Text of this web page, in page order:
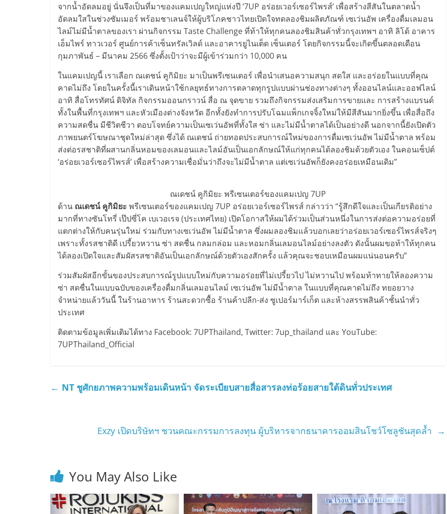
จากน้ำอัดลมอยู่ นั่นจึงเป็นที่มาของแคมเปญใหญ่แห่งปี ‘7UP อร่อยเวอร์เซอร์ไพรส์’ เพื่อสร้างสีสันในตลาดน้ำ
อัดลมใสในช่วงซัมเมอร์ พร้อมชาเลนจ์ให้ผู้บริโภคชาวไทยเปิดใจทดลองชิมผลิตภัณฑ์ เซเว่นอัพ เครื่องดื่มเลมอน
ไลม์ไม่มีน้ำตาลของเรา ผ่านกิจกรรม Taste Challenge ที่ท้าให้ทุกคนลองชิมสินค้าทั่วกรุงเทพฯ อาทิ ลิโด้ อาคาร
เอ็มไพร์ ทาวเวอร์ ศูนย์การค้าเซ็นทรัลเวิลด์ และอาคารยูไนเต็ด เซ็นเตอร์ โดยกิจกรรมนี้จะเกิดขึ้นตลอดเดือน
กุมภาพันธ์ – มีนาคม 2566 ซึ่งตั้งเป้าว่าจะมีผู้เข้าร่วมกว่า 10,000 คน
ในแคมเปญนี้ เราเลือก ณเดชน์ คูกิมิยะ มาเป็นพรีเซนเตอร์ เพื่อนำเสนอความสนุก สดใส และอร่อยในแบบที่คุณ
คาดไม่ถึง โดยในครั้งนี้เราเดินหน้าใช้กลยุทธ์ทางการตลาดทุกรูปแบบผ่านช่องทางต่างๆ ทั้งออนไลน์และออฟไลน์
อาทิ สื่อโทรทัศน์ ดิจิทัล กิจกรรมออนกราวน์ สื่อ ณ จุดขาย รวมถึงกิจกรรมส่งเสริมการขายและ การสร้างแบรนด์
ทั้งในพื้นที่กรุงเทพฯ และหัวเมืองต่างจังหวัด อีกทั้งยังทำการปรับโฉมแพ็กเกจจิ้งใหม่ให้มีสีสันมากยิ่งขึ้น เพื่อสื่อถึง
ความสดชื่น มีชีวิตชีวา ตอบโจทย์ความเป็นเซเว่นอัพที่ทั้งใส ซ่า และไม่มีน้ำตาลได้เป็นอย่างดี นอกจากนี้ยังเปิดตัว
ภาพยนตร์โฆษณาชุดใหม่ล่าสุด ซึ่งได้ ณเดชน์ ถ่ายทอดประสบการณ์ใหม่ของการดื่มเซเว่นอัพ ไม่มีน้ำตาล พร้อม
ส่งต่อรสชาติที่ผสานกลิ่นหอมของเลมอนและไลม์อันเป็นเอกลักษณ์ให้แก่ทุกคนได้ลองชิมด้วยตัวเอง ในคอนเซ็ปต์
‘อร่อยเวอร์เซอร์ไพรส์’ เพื่อสร้างความเชื่อมั่นว่าถึงจะไม่มีน้ำตาล แต่เซเว่นอัพก็ยังคงอร่อยเหมือนเดิม”
ณเดชน์ คูกิมิยะ พรีเซนเตอร์ของแคมเปญ 7UP
ด้าน ณเดชน์ คูกิมิยะ พรีเซนเตอร์ของแคมเปญ 7UP อร่อยเวอร์เซอร์ไพรส์ กล่าวว่า “รู้สึกดีใจและเป็นเกียรติอย่าง
มากที่ทางซันโทรี่ เป๊ปซี่โค เบเวอเรจ (ประเทศไทย) เปิดโอกาสให้ผมได้ร่วมเป็นส่วนหนึ่งในการส่งต่อความอร่อยที่
แตกต่างให้กับคนรุ่นใหม่ ร่วมกับทางเซเว่นอัพ ไม่มีน้ำตาล ซึ่งผมลองชิมแล้วบอกเลยว่าอร่อยเวอร์เซอร์ไพรส์จริงๆ
เพราะทั้งรสชาติดี เปรี้ยวหวาน ซ่า สดชื่น กลมกล่อม และหอมกลิ่นเลมอนไลม์อย่างลงตัว ดังนั้นผมขอท้าให้ทุกคน
ได้ลองเปิดใจและสัมผัสรสชาติอันเป็นเอกลักษณ์ด้วยตัวเองสักครั้ง แล้วคุณจะชอบเหมือนผมแน่นอนครับ”
ร่วมสัมผัสอีกขั้นของประสบการณ์รูปแบบใหม่กับความอร่อยที่ไม่เปรี้ยวไป ไม่หวานไป พร้อมท้าทายให้ลองความ
ซ่า สดชื่นในแบบฉบับของเครื่องดื่มกลิ่นเลมอนไลม์ เซเว่นอัพ ไม่มีน้ำตาล ในแบบที่คุณคาดไม่ถึง ทยอยวาง
จำหน่ายแล้ววันนี้ ในร้านอาหาร ร้านสะดวกซื้อ ร้านค้าปลีก-ส่ง ซูเปอร์มาร์เก็ต และห้างสรรพสินค้าชั้นนำทั่ว
ประเทศ
ติดตามข้อมูลเพิ่มเติมได้ทาง Facebook: 7UPThailand, Twitter: 7up_thailand และ YouTube:
7UPThailand_Official
← NT ชูศักยภาพความพร้อมเดินหน้า จัดระเบียบสายสื่อสารลงท่อร้อยสายใต้ดินทั่วประเทศ
Exzy เปิดบริษัทฯ ชวนคณะกรรมการลงทุน ผู้บริหารจากธนาคารออมสินโชว์โซลูชันสุดล้ำ →
You May Also Like